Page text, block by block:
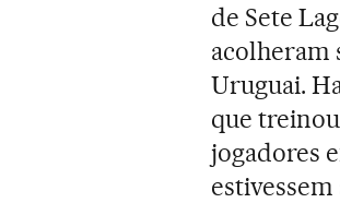
de Sete
acolheram
Uruguai.
que
jogadores